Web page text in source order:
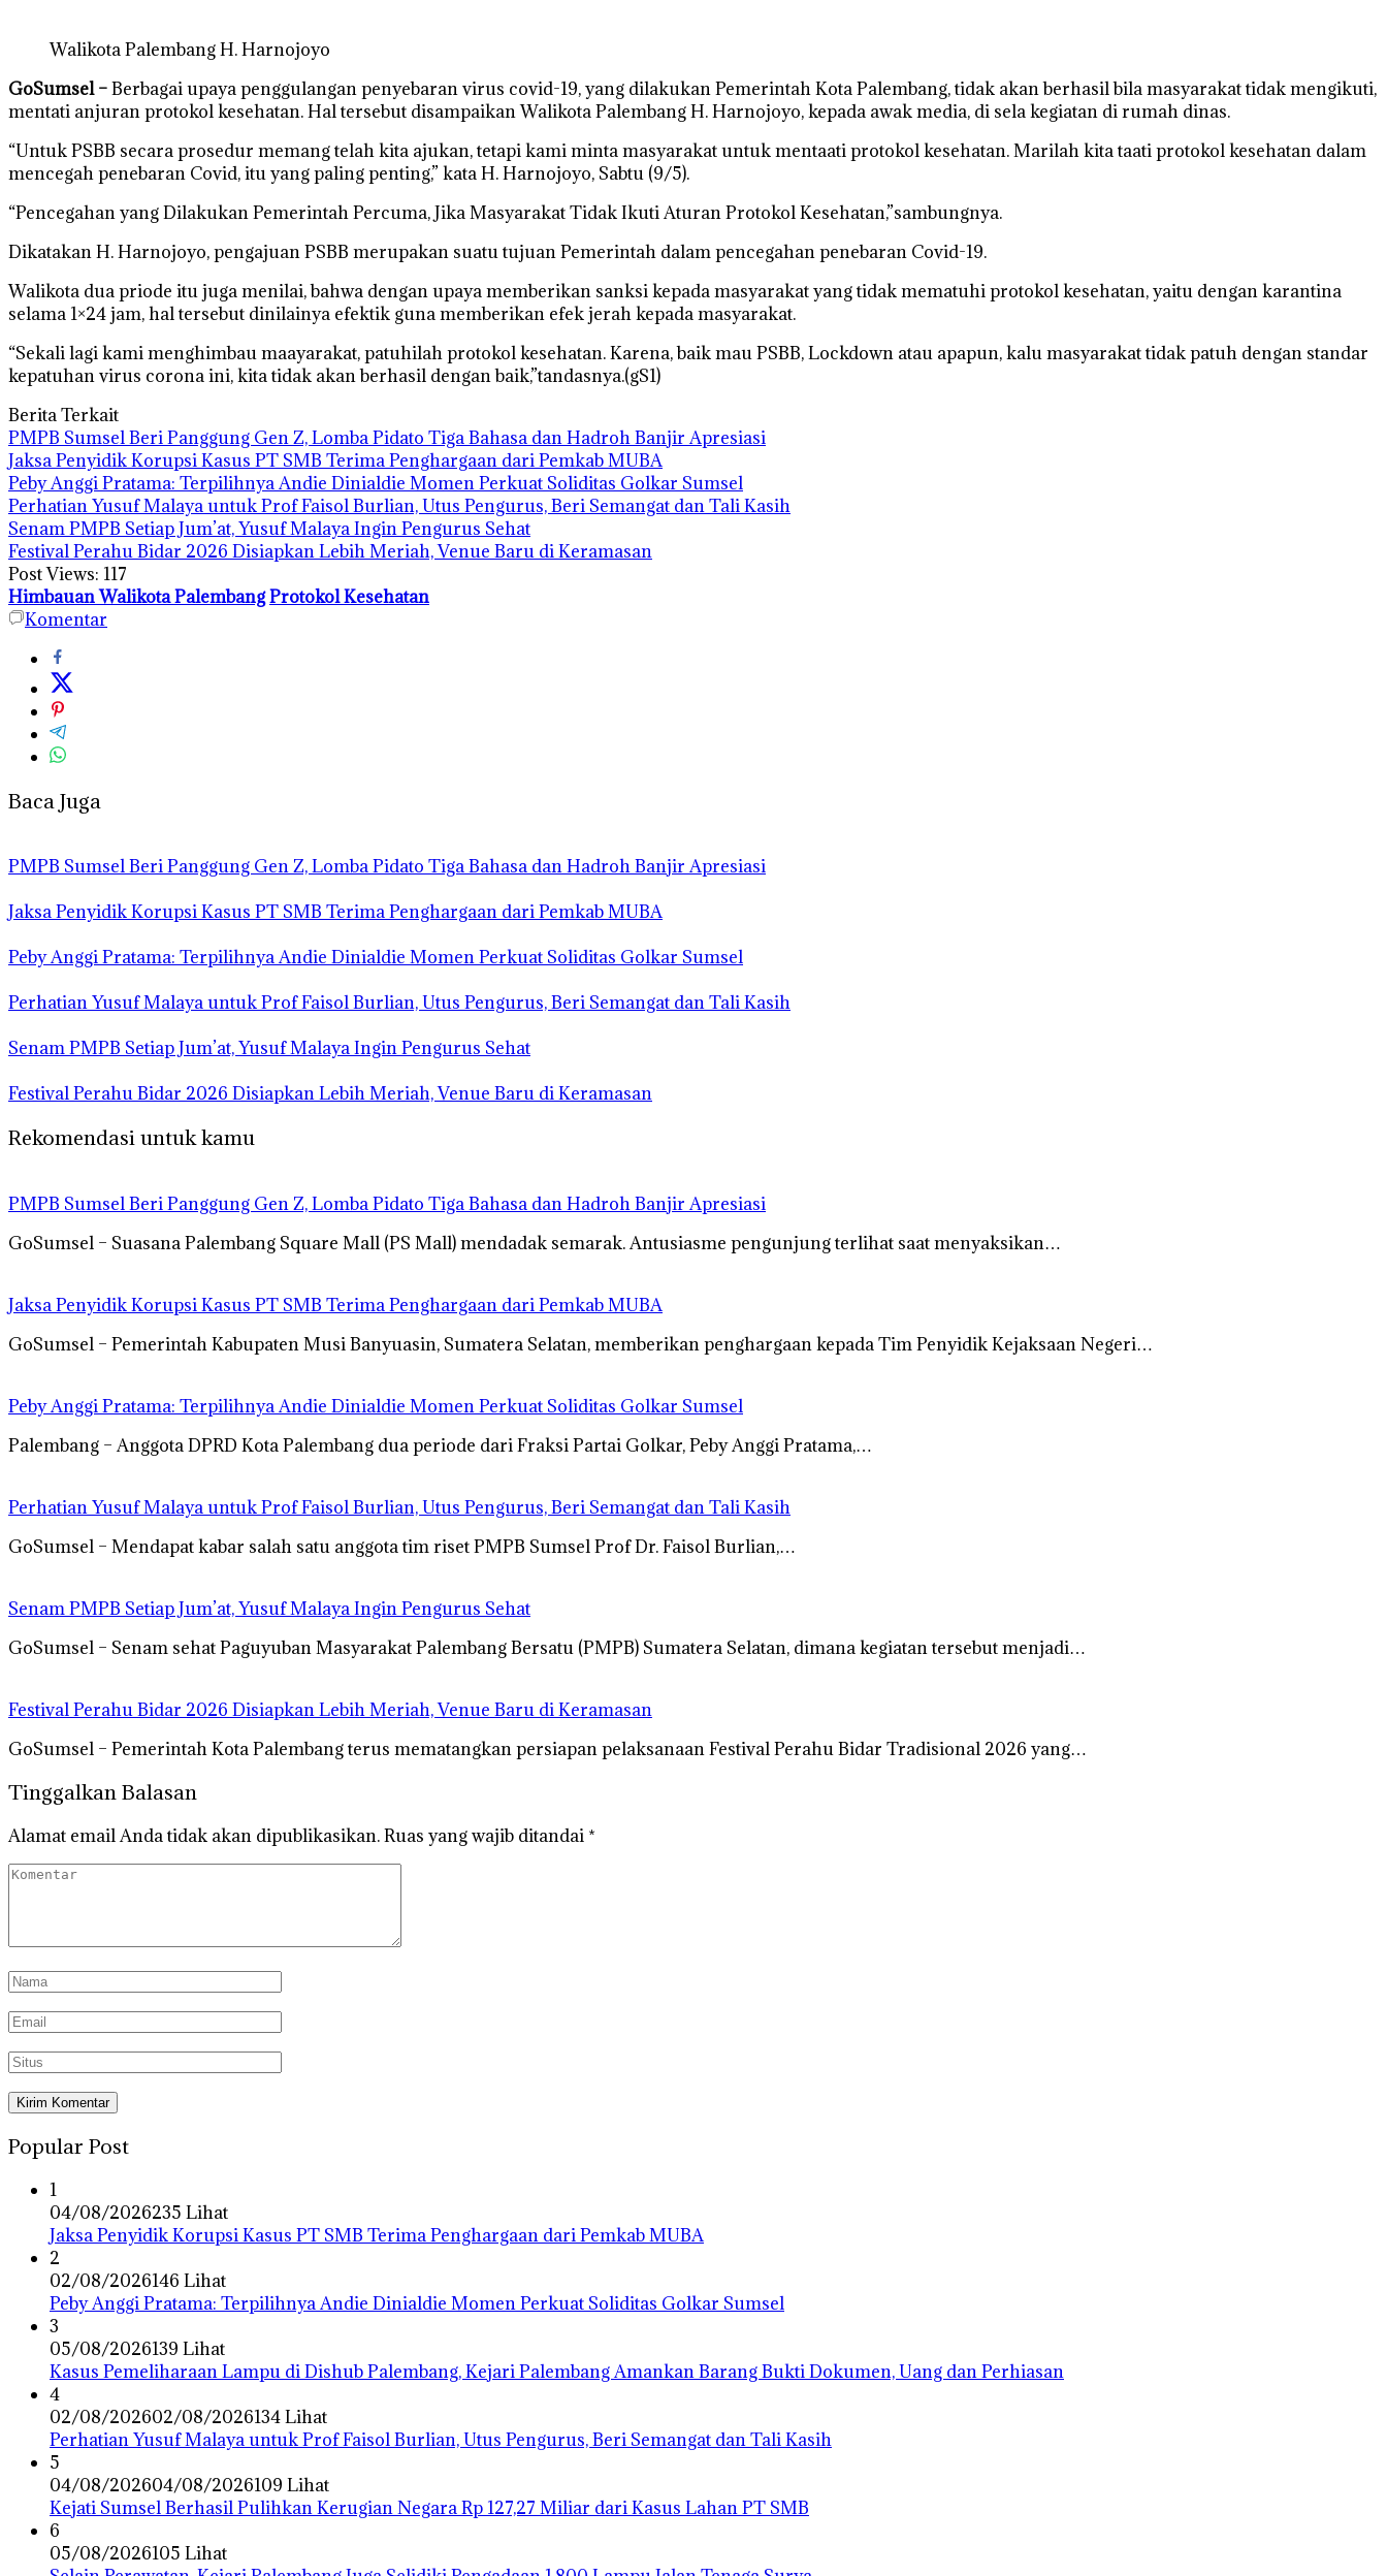
Walikota Palembang H. Harnojoyo
GoSumsel –Berbagai upaya penggulangan penyebaran virus covid-19, yang dilakukan Pemerintah Kota Palembang, tidak akan berhasil bila masyarakat tidak mengikuti,
mentati anjuran protokol kesehatan. Hal tersebut disampaikan Walikota Palembang H. Harnojoyo, kepada awak media, di sela kegiatan di rumah dinas.
“Untuk PSBB secara prosedur memang telah kita ajukan, tetapi kami minta masyarakat untuk mentaati protokol kesehatan. Marilah kita taati protokol kesehatan dalam
mencegah penebaran Covid, itu yang paling penting,” kata H. Harnojoyo, Sabtu (9/5).
“Pencegahan yang Dilakukan Pemerintah Percuma, Jika Masyarakat Tidak Ikuti Aturan Protokol Kesehatan,”sambungnya.
Dikatakan H. Harnojoyo, pengajuan PSBB merupakan suatu tujuan Pemerintah dalam pencegahan penebaran Covid-19.
Walikota dua priode itu juga menilai, bahwa dengan upaya memberikan sanksi kepada masyarakat yang tidak mematuhi protokol kesehatan, yaitu dengan karantina
selama 1×24 jam, hal tersebut dinilainya efektik guna memberikan efek jerah kepada masyarakat.
“Sekali lagi kami menghimbau maayarakat, patuhilah protokol kesehatan. Karena, baik mau PSBB, Lockdown atau apapun, kalu masyarakat tidak patuh dengan standar
kepatuhan virus corona ini, kita tidak akan berhasil dengan baik,”tandasnya.(gS1)
Berita Terkait
PMPB Sumsel Beri Panggung Gen Z, Lomba Pidato Tiga Bahasa dan Hadroh Banjir Apresiasi
Jaksa Penyidik Korupsi Kasus PT SMB Terima Penghargaan dari Pemkab MUBA
Peby Anggi Pratama: Terpilihnya Andie Dinialdie Momen Perkuat Soliditas Golkar Sumsel
Perhatian Yusuf Malaya untuk Prof Faisol Burlian, Utus Pengurus, Beri Semangat dan Tali Kasih
Senam PMPB Setiap Jum’at, Yusuf Malaya Ingin Pengurus Sehat
Festival Perahu Bidar 2026 Disiapkan Lebih Meriah, Venue Baru di Keramasan
Post Views: 117
Himbauan Walikota PalembangProtokol Kesehatan
Komentar
Baca Juga
PMPB Sumsel Beri Panggung Gen Z, Lomba Pidato Tiga Bahasa dan Hadroh Banjir Apresiasi
Jaksa Penyidik Korupsi Kasus PT SMB Terima Penghargaan dari Pemkab MUBA
Peby Anggi Pratama: Terpilihnya Andie Dinialdie Momen Perkuat Soliditas Golkar Sumsel
Perhatian Yusuf Malaya untuk Prof Faisol Burlian, Utus Pengurus, Beri Semangat dan Tali Kasih
Senam PMPB Setiap Jum’at, Yusuf Malaya Ingin Pengurus Sehat
Festival Perahu Bidar 2026 Disiapkan Lebih Meriah, Venue Baru di Keramasan
Rekomendasi untuk kamu
PMPB Sumsel Beri Panggung Gen Z, Lomba Pidato Tiga Bahasa dan Hadroh Banjir Apresiasi
GoSumsel – Suasana Palembang Square Mall (PS Mall) mendadak semarak. Antusiasme pengunjung terlihat saat menyaksikan…
Jaksa Penyidik Korupsi Kasus PT SMB Terima Penghargaan dari Pemkab MUBA
GoSumsel – Pemerintah Kabupaten Musi Banyuasin, Sumatera Selatan, memberikan penghargaan kepada Tim Penyidik Kejaksaan Negeri…
Peby Anggi Pratama: Terpilihnya Andie Dinialdie Momen Perkuat Soliditas Golkar Sumsel
Palembang – Anggota DPRD Kota Palembang dua periode dari Fraksi Partai Golkar, Peby Anggi Pratama,…
Perhatian Yusuf Malaya untuk Prof Faisol Burlian, Utus Pengurus, Beri Semangat dan Tali Kasih
GoSumsel – Mendapat kabar salah satu anggota tim riset PMPB Sumsel Prof Dr. Faisol Burlian,…
Senam PMPB Setiap Jum’at, Yusuf Malaya Ingin Pengurus Sehat
GoSumsel – Senam sehat Paguyuban Masyarakat Palembang Bersatu (PMPB) Sumatera Selatan, dimana kegiatan tersebut menjadi…
Festival Perahu Bidar 2026 Disiapkan Lebih Meriah, Venue Baru di Keramasan
GoSumsel – Pemerintah Kota Palembang terus mematangkan persiapan pelaksanaan Festival Perahu Bidar Tradisional 2026 yang…
Tinggalkan Balasan
Alamat email Anda tidak akan dipublikasikan.Ruas yang wajib ditandai *
Popular Post
1
04/08/2026235 Lihat
Jaksa Penyidik Korupsi Kasus PT SMB Terima Penghargaan dari Pemkab MUBA
2
02/08/2026146 Lihat
Peby Anggi Pratama: Terpilihnya Andie Dinialdie Momen Perkuat Soliditas Golkar Sumsel
3
05/08/2026139 Lihat
Kasus Pemeliharaan Lampu di Dishub Palembang, Kejari Palembang Amankan Barang Bukti Dokumen, Uang dan Perhiasan
4
02/08/202602/08/2026134 Lihat
Perhatian Yusuf Malaya untuk Prof Faisol Burlian, Utus Pengurus, Beri Semangat dan Tali Kasih
5
04/08/202604/08/2026109 Lihat
Kejati Sumsel Berhasil Pulihkan Kerugian Negara Rp 127,27 Miliar dari Kasus Lahan PT SMB
6
05/08/2026105 Lihat